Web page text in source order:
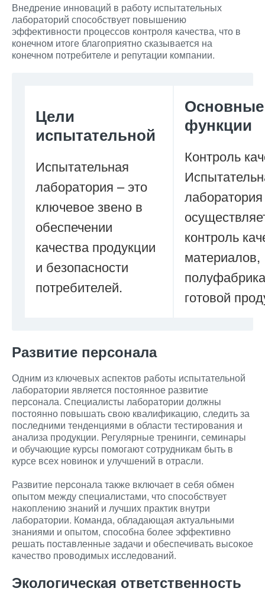
Внедрение инноваций в работу испытательных
лабораторий способствует повышению
эффективности процессов контроля качества, что в
конечном итоге благоприятно сказывается на
конечном потребителе и репутации компании.
Цели
испытательной
Испытательная
лаборатория – это
ключевое звено в
обеспечении
качества продукции
и безопасности
потребителей.
Основные
функции
Контроль
лаборатория
контроль
материалов,
готовой
Развитие персонала
Одним из ключевых аспектов работы испытательной
лаборатории является постоянное развитие
персонала. Специалисты лаборатории должны
постоянно повышать свою квалификацию, следить за
последними тенденциями в области тестирования и
анализа продукции. Регулярные тренинги, семинары
и обучающие курсы помогают сотрудникам быть в
курсе всех новинок и улучшений в отрасли.
Развитие персонала также включает в себя обмен
опытом между специалистами, что способствует
накоплению знаний и лучших практик внутри
лаборатории. Команда, обладающая актуальными
знаниями и опытом, способна более эффективно
решать поставленные задачи и обеспечивать высокое
качество проводимых исследований.
Экологическая ответственность